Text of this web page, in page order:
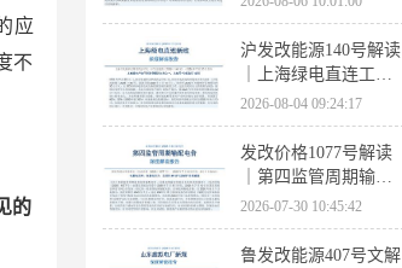
应
不
的
清机制、聚合商门槛
沪发改能源140号解读
｜上海绿电直连工作
方案 申报条件、源荷
指标、场景优先级全
梳理
2026-08-04 09:24:17
发改价格1077号解读
｜第四监管周期输配
电价落地 电量电价下
调容量电价上调
2026-07-30 10:45:42
鲁发改能源407号文解